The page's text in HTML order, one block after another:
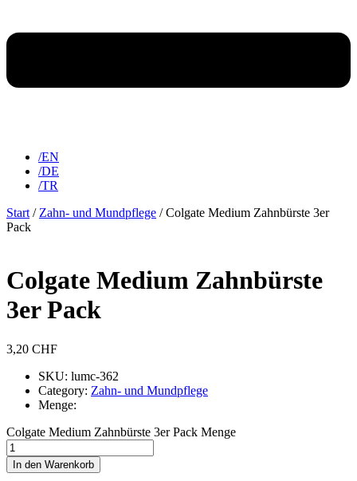
/EN
/DE
/TR
Start / Zahn- und Mundpflege / Colgate Medium Zahnbürste 3er
Pack
Colgate Medium Zahnbürste
3er Pack
3,20 CHF
SKU: lumc-362
Category: Zahn- und Mundpflege
Menge:
Colgate Medium Zahnbürste 3er Pack Menge
In den Warenkorb